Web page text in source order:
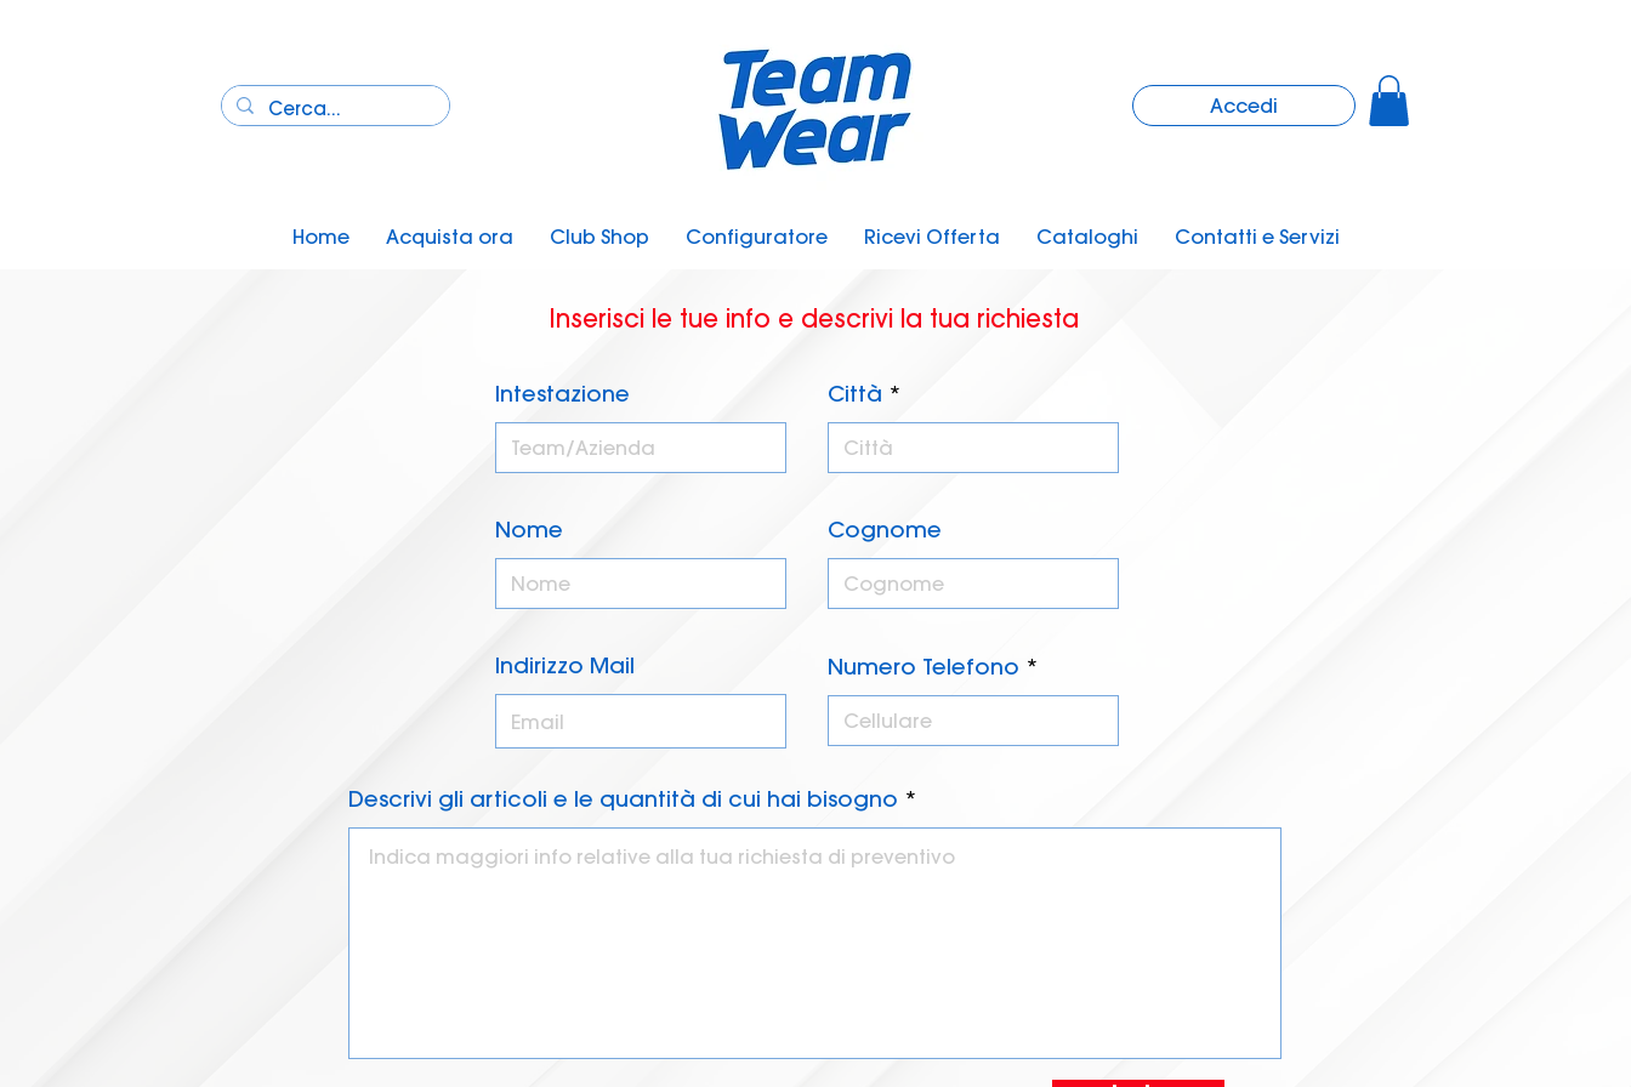
Accedi
Home Acquista ora Club Shop Configuratore Ricevi Offerta Cataloghi Contatti e Servizi
Inserisci le tue info e descrivi la tua richiesta
Intestazione Città
Nome Cognome
Indirizzo Mail Numero Telefono
Descrivi gli articoli e le quantità di cui hai bisogno